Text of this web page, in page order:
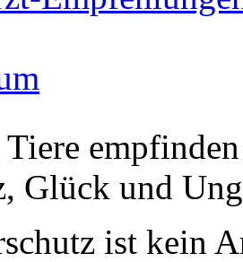
Glück und
ist kein